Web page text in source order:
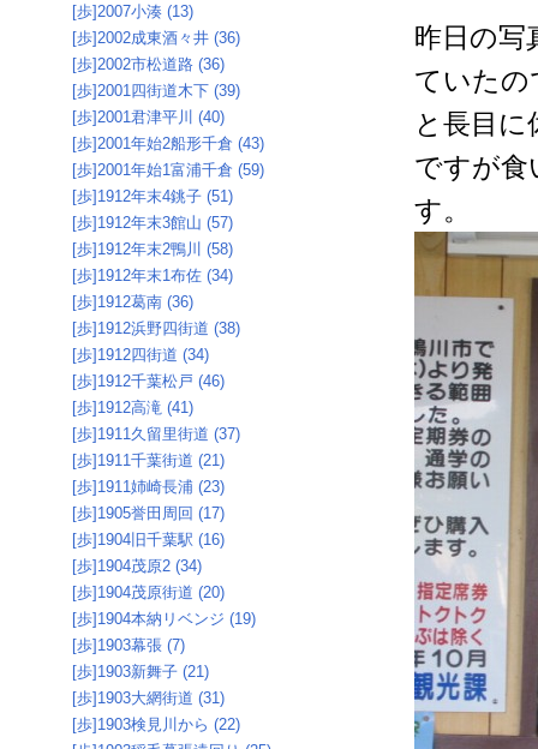
昨日の写
ていたの
と長目
ですが
す。
[歩]2007小湊 (13)
[歩]2002成東酒々井 (36)
[歩]2002市松道路 (36)
[歩]2001四街道木下 (39)
[歩]2001君津平川 (40)
[歩]2001年始2船形千倉 (43)
[歩]2001年始1富浦千倉 (59)
[歩]1912年末4銚子 (51)
[歩]1912年末3館山 (57)
[歩]1912年末2鴨川 (58)
[歩]1912年末1布佐 (34)
[歩]1912葛南 (36)
[歩]1912浜野四街道 (38)
[歩]1912四街道 (34)
[歩]1912千葉松戸 (46)
[歩]1912高滝 (41)
[歩]1911久留里街道 (37)
[歩]1911千葉街道 (21)
[歩]1911姉崎長浦 (23)
[歩]1905誉田周回 (17)
[歩]1904旧千葉駅 (16)
[歩]1904茂原2 (34)
[歩]1904茂原街道 (20)
[歩]1904本納リベンジ (19)
[歩]1903幕張 (7)
[歩]1903新舞子 (21)
[歩]1903大網街道 (31)
[歩]1903検見川から (22)